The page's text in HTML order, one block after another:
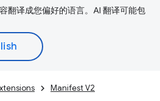
翻译成您偏好的语言。AI 翻译可能包
Manifest V2